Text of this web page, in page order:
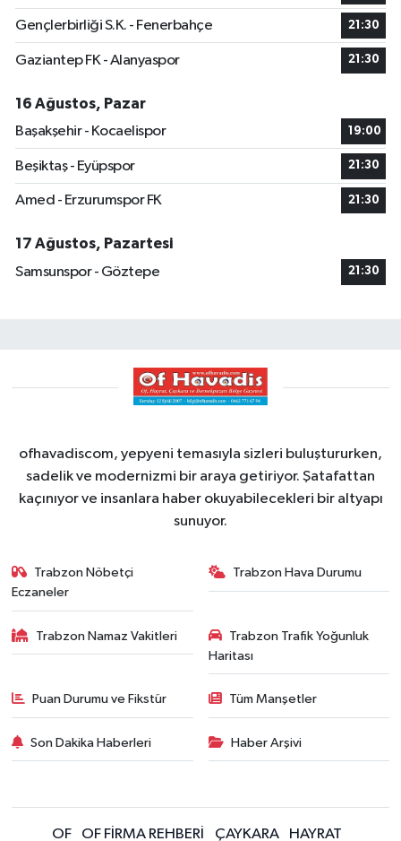
Gençlerbirliği S.K. - Fenerbahçe 21:30
Gaziantep FK - Alanyaspor 21:30
16 Ağustos, Pazar
Başakşehir - Kocaelispor
19:00
Beşiktaş - Eyüpspor 21:30
Amed - Erzurumspor FK 21:30
17 Ağustos, Pazartesi
Samsunspor - Göztepe
21:30
ofhavadiscom, yepyeni temasıyla sizleri buluştururken,
sadelik ve modernizmi bir araya getiriyor. Şatafattan
kaçınıyor ve insanlara haber okuyabilecekleri bir altyapı
sunuyor.
Trabzon Nöbetçi
Eczaneler
Trabzon Hava Durumu
Trabzon Namaz Vakitleri
Trabzon Trafik Yoğunluk
Haritası
Puan Durumu ve Fikstür Tüm Manşetler
Son Dakika Haberleri Haber Arşivi
OF OF FİRMA REHBERİ ÇAYKARA HAYRAT